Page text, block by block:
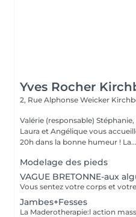
Yves Rocher
2, Rue Alphonse Weicker
Valérie (responsable)
Laura et Angélique vous
20h dans la bonne humeur ! La...
Modelage des pieds
VAGUE BRETONNE-aux
Jambes+Fesses